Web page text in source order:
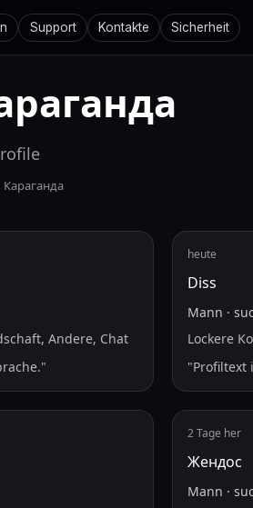
Support Kontakte Sicherheit
Караганда
Andere, Chat
"
heute
Diss
Mann ·
Lockere
"Profiltext
2 Tage her
Жендос
Mann ·